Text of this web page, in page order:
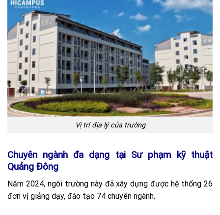
Vị trí địa lý của trường
Chuyên ngành đa dạng tại Sư phạm kỹ thuật
Quảng Đông
Năm 2024, ngôi trường này đã xây dựng được hệ thống 26
đơn vị giảng dạy, đào tạo 74 chuyên ngành.